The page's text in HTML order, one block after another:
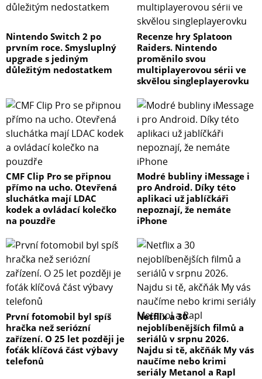
Nintendo Switch 2 po
prvním roce. Smysluplný
upgrade s jediným
důležitým nedostatkem
Recenze hry Splatoon
Raiders. Nintendo
proměnilo svou
multiplayerovou sérii ve
skvělou singleplayerovku
CMF Clip Pro se připnou
přímo na ucho. Otevřená
sluchátka mají LDAC
kodek a ovládací kolečko
na pouzdře
Modré bubliny iMessage i
pro Android. Díky této
aplikaci už jablíčkáři
nepoznají, že nemáte
iPhone
První fotomobil byl spíš
hračka než seriózní
zařízení. O 25 let později je
foťák klíčová část výbavy
telefonů
Netflix a 30
nejoblíbenějších filmů a
seriálů v srpnu 2026.
Najdu si tě, akčňák My vás
naučíme nebo krimi
seriály Metanol a Rapl